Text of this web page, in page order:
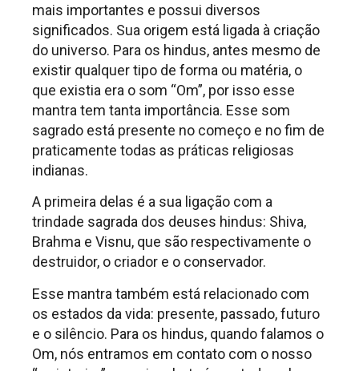
mais importantes e possui diversos
significados. Sua origem está ligada à criação
do universo. Para os hindus, antes mesmo de
existir qualquer tipo de forma ou matéria, o
que existia era o som “Om”, por isso esse
mantra tem tanta importância. Esse som
sagrado está presente no começo e no fim de
praticamente todas as práticas religiosas
indianas.
A primeira delas é a sua ligação com a
trindade sagrada dos deuses hindus: Shiva,
Brahma e Visnu, que são respectivamente o
destruidor, o criador e o conservador.
Esse mantra também está relacionado com
os estados da vida: presente, passado, futuro
e o silêncio. Para os hindus, quando falamos o
Om, nós entramos em contato com o nosso